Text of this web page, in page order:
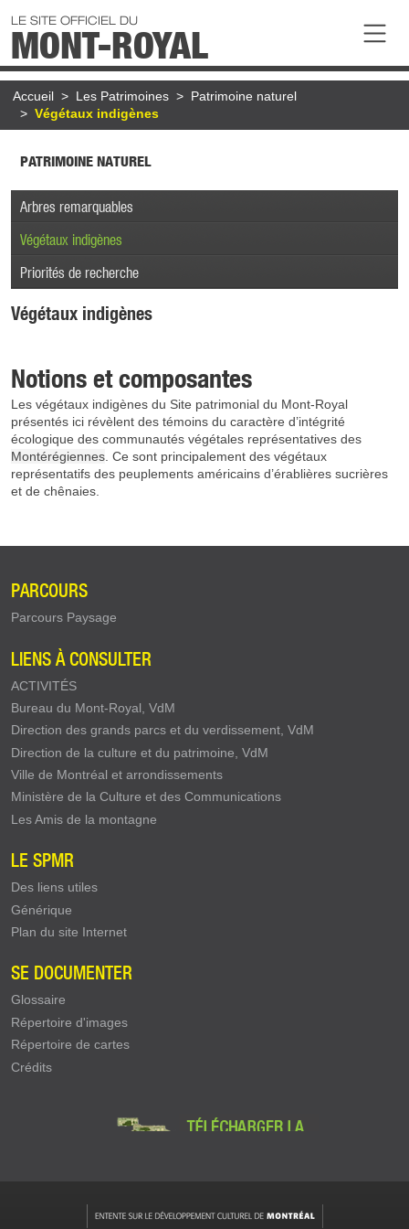
LE SITE OFFICIEL DU
MONT-ROYAL
Fil d'Ariane
Accueil Les Patrimoines
Patrimoine naturel
Végétaux indigènes
PATRIMOINE NATUREL
Arbres remarquables
Végétaux indigènes
Priorités de recherche
Végétaux indigènes
Notions et composantes
Les végétaux indigènes du Site patrimonial du Mont-Royal
présentés ici révèlent des témoins du caractère d’intégrité
écologique des communautés végétales représentatives des
Montérégiennes . Ce sont principalement des végétaux
représentatifs des peuplements américains d’érablières sucrières
et de chênaies.
PARCOURS
Parcours Paysage
LIENS À CONSULTER
ACTIVITÉS
Bureau du Mont-Royal, VdM
Direction des grands parcs et du verdissement, VdM
Direction de la culture et du patrimoine, VdM
Ville de Montréal et arrondissements
Ministère de la Culture et des Communications
Les Amis de la montagne
LE SPMR
Des liens utiles
Générique
Plan du site Internet
SE DOCUMENTER
Glossaire
Répertoire d'images
Répertoire de cartes
Crédits